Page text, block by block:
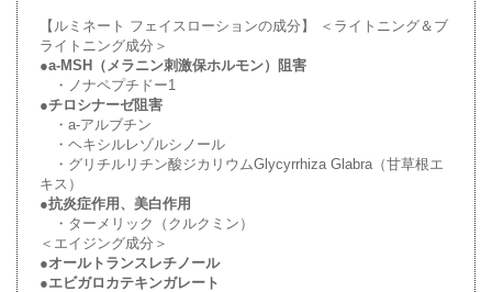
【ルミネート フェイスローションの成分】 ＜ライトニング＆ブ
ライトニング成分＞
●a-MSH（メラニン刺激保ホルモン）阻害
・ノナペプチドー1
●チロシナーゼ阻害
・a-アルブチン
・ヘキシルレゾルシノール
・グリチルリチン酸ジカリウムGlycyrrhiza Glabra（甘草根エ
キス）
●抗炎症作用、美白作用
・ターメリック（クルクミン）
＜エイジング成分＞
●オールトランスレチノール
●エビガロカテキンガレート